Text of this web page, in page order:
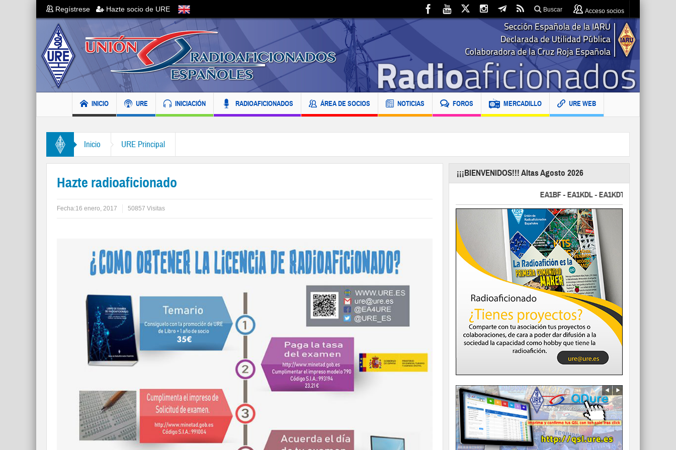
Regístrese Hazte socio de URE Buscar Acceso socios
INICIO URE INICIACIÓN RADIOAFICIONADOS ÁREA DE SOCIOS NOTICIAS FOROS MERCADILLO URE WEB
Inicio URE Principal
Hazte radioaficionado
Fecha:16 enero, 2017 50857 Visitas
¡¡¡BIENVENIDOS!!! Altas Agosto 2026
EA1BF - EA1KDL - EA1KDT - EA2FBJ -